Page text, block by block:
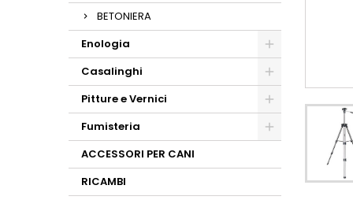
BETONIERA
Enologia
Casalinghi
Pitture e Vernici
Fumisteria
ACCESSORI PER CANI
RICAMBI